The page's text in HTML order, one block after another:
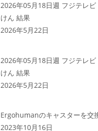
2026年05月18日週 フジテレ
けん 結果
2026年5月22日
2026年05月18日週 フジテレ
けん 結果
2026年5月22日
Ergohumanのキャスターを交
2023年10月16日